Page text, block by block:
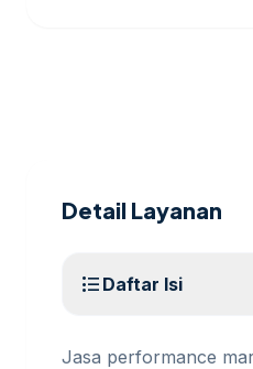
Detail Layanan
format_list_bulleted Daftar Isi
Jasa performance